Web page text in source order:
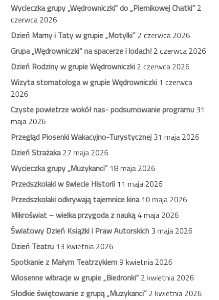
Wycieczka grupy „Wędrowniczki” do „Piernikowej Chatki” 2
czerwca 2026
Dzień Mamy i Taty w grupie „Motylki” 2 czerwca 2026
Grupa „Wędrowniczki” na spacerze i lodach! 2 czerwca 2026
Dzień Rodziny w grupie Wędrowniczki 2 czerwca 2026
Wizyta stomatologa w grupie Wędrowniczki 1 czerwca
2026
Czyste powietrze wokół nas- podsumowanie programu 31
maja 2026
Przegląd Piosenki Wakacyjno-Turystycznej 31 maja 2026
Dzień Strażaka27 maja 2026
Wycieczka grupy „Muzykanci” 18 maja 2026
Przedszkolaki w świecie Historii 11 maja 2026
Przedszkolaki odkrywają tajemnice kina10 maja 2026
Mikroświat – wielka przygoda z nauką4 maja 2026
Światowy Dzień Książki i Praw Autorskich 3 maja 2026
Dzień Teatru 13 kwietnia 2026
Spotkanie z Małym Teatrzykiem9 kwietnia 2026
Wiosenne wibracje w grupie „Biedronki” 2 kwietnia 2026
Słodkie świętowanie z grupą „Muzykanci” 2 kwietnia 2026